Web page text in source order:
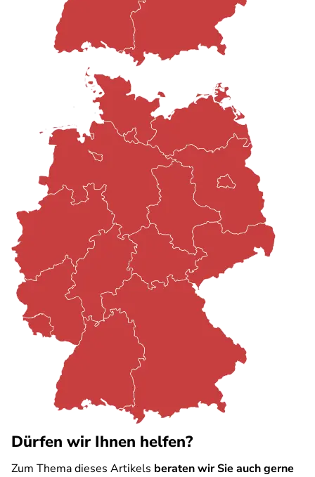
Dürfen wir Ihnen helfen?
Zum Thema dieses Artikels beraten wir Sie auch gerne